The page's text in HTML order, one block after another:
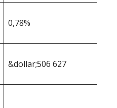
0,78%
&dollar;506 627